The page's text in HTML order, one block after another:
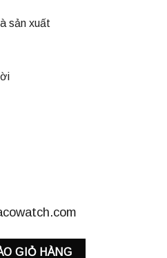
sản xuất
VÀNG HỒNG DÂY DA ĐEN số
GIỎ HÀNG